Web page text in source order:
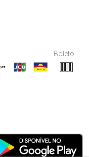
Boleto